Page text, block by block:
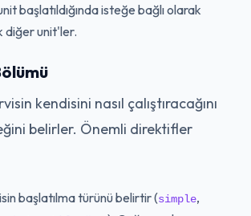
başlatıldığında isteğe bağlı olarak
diğer unit'ler.
kendisini nasıl çalıştıracağını
belirler. Önemli direktifler
başlatılma türünü belirtir (simple,